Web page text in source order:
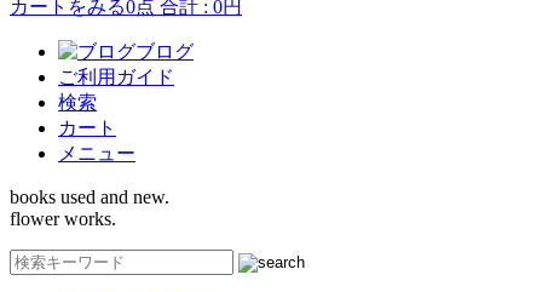
カートをみる0点 合計 : 0円
ブログ
ご利用ガイド
検索
カート
メニュー
books used and new.
flower works.